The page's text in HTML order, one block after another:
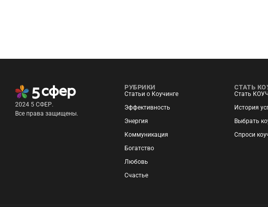
2024 5 СФЕР.
Все права защищены.
РУБРИКИ
Статьи о Коучинге
Эффективность
Энергия
Коммуникация
Богатство
Любовь
Счастье
СТАТЬ
Стать
История
Выбрать
Спроси